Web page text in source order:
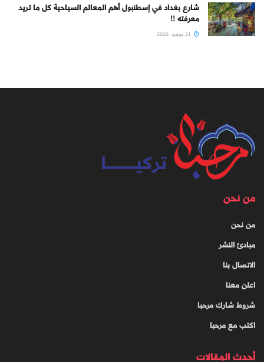
شارع بغداد في إسطنبول أهم المعالم السياحية كل ما تريد
معرفته !!
من نحن
من نحن
مبادئ النشر
الاتصال بنا
اعلن معنا
شروط شارك مرحبا
اكتب مع مرحبا
أحدث المقالات